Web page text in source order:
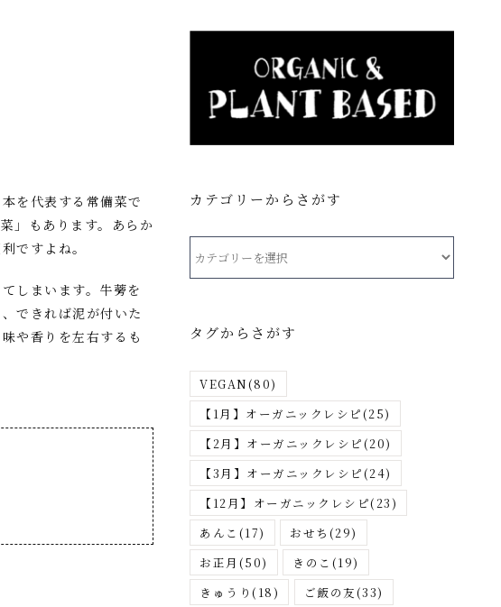
を代表する常備菜で
」もあります。あらか
ですよね。
しまいます。牛蒡を
できれば泥が付いた
や香りを左右するも
カテゴリーからさがす
ー
ら
が
す
タグからさがす
VEGAN(80)
【1月】オーガニックレシピ(25)
【2月】オーガニックレシピ(20)
【3月】オーガニックレシピ(24)
【12月】オーガニックレシピ(23)
あんこ (17) おせち (29)
お正月 (50) きのこ (19)
きゅうり(18) ご飯の友(33)